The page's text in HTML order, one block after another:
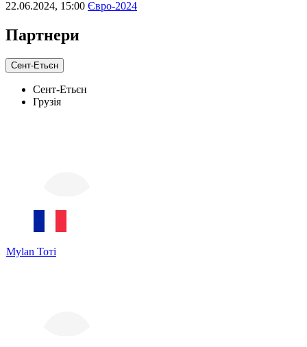
22.06.2024, 15:00 Євро-2024
Партнери
Сент-Етьєн
Сент-Етьєн
Грузія
Mylan Тоті